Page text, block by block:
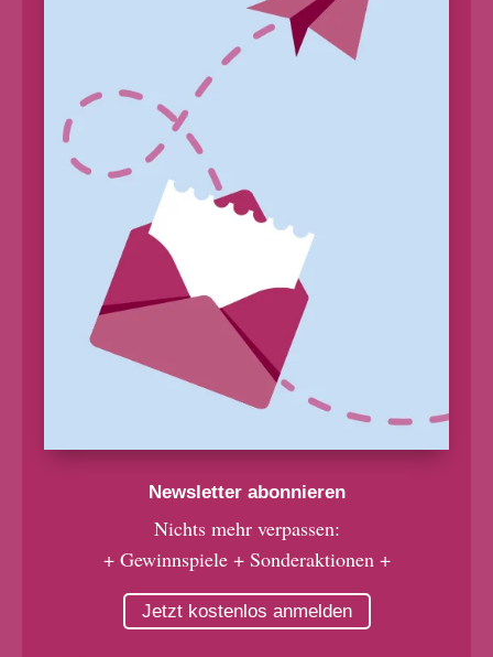
Newsletter abonnieren
Nichts mehr verpassen:
+ Gewinnspiele + Sonderaktionen +
Jetzt kostenlos anmelden